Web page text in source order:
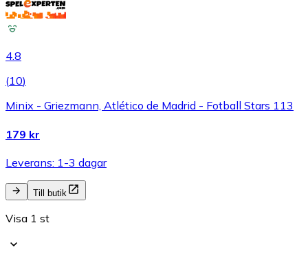
4.8
(10)
Minix - Griezmann, Atlético de Madrid - Fotball Stars 113
179 kr
Leverans: 1-3 dagar
Till butik
Visa 1 st